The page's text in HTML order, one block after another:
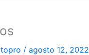
/ agosto 12, 2022